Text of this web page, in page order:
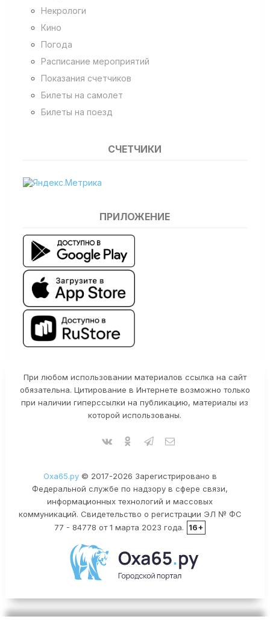
Некрологи
Кино
Погода
Расписание мероприятий
Показания счетчиков
Билеты на самолет
Билеты на поезд
СЧЕТЧИКИ
ПРИЛОЖЕНИЕ
При любом использовании материалов ссылка на сайт
обязательна. Цитирование в Интернете возможно только
при наличии гиперссылки на публикацию, материалы из
которой использованы.
Оха65.ру© 2017-2026 Зарегистрировано в
Федеральной службе по надзору в сфере связи,
информационных технологий и массовых
коммуникаций. Свидетельство о регистрации ЭЛ № ФС
77 - 84778 от 1 марта 2023 года.
16+